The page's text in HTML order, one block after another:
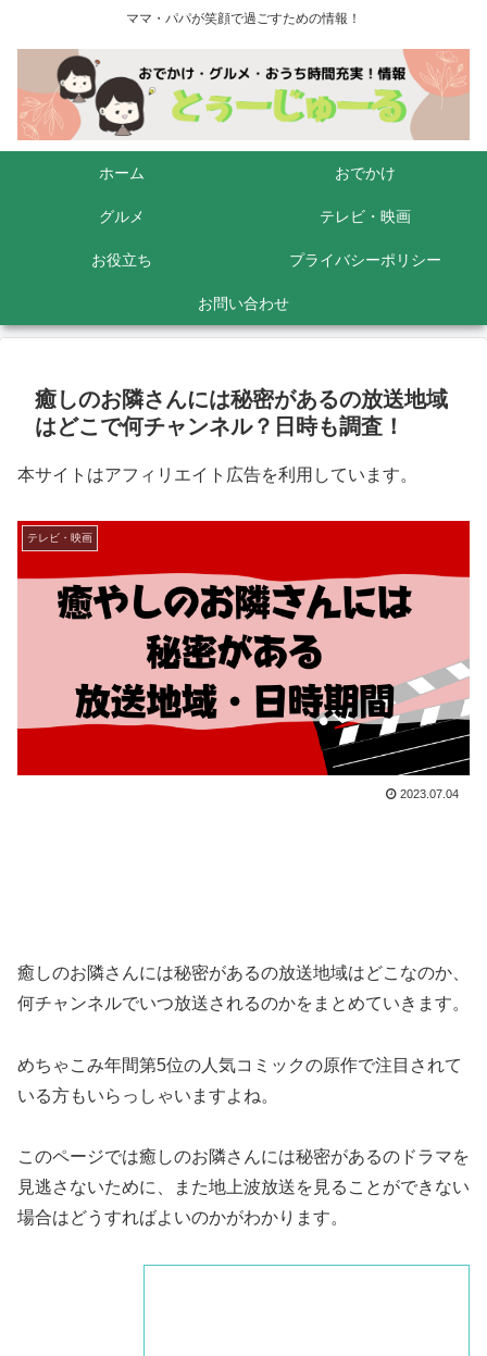
ママ・パパが笑顔で過ごすための情報！
ホーム おでかけ
グルメ テレビ・映画
お役立ち プライバシーポリシー
お問い合わせ
癒しのお隣さんには秘密があるの放送地域
はどこで何チャンネル？日時も調査！
本サイトはアフィリエイト広告を利用しています。
テレビ・映画
2023.07.04
癒しのお隣さんには秘密があるの放送地域はどこなのか、
何チャンネルでいつ放送されるのかをまとめていきます。
めちゃこみ年間第5位の人気コミックの原作で注目されて
いる方もいらっしゃいますよね。
このページでは癒しのお隣さんには秘密があるのドラマを
見逃さないために、また地上波放送を見ることができない
場合はどうすればよいのかがわかります。